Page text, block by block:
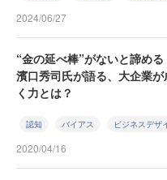
2024/06/27
“金の延べ棒”がないと諦め
濱口秀司氏が語る、大企業
く力とは？
認知 バイアス ビジネスデザ
2020/04/16